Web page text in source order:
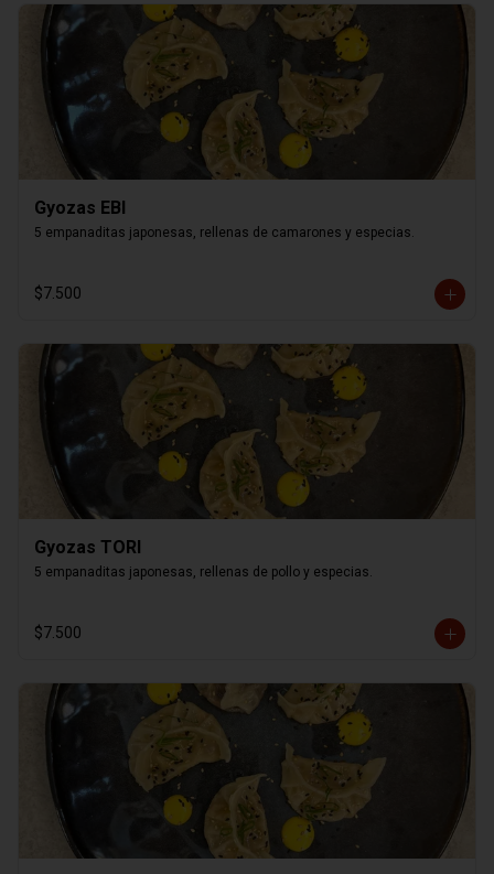
Gyozas EBI
5 empanaditas japonesas, rellenas de camarones y especias.
$7.500
Gyozas TORI
5 empanaditas japonesas, rellenas de pollo y especias.
$7.500